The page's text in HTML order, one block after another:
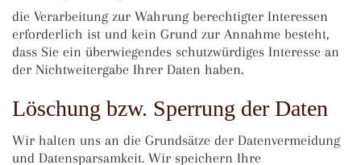
die Verarbeitung zur Wahrung berechtigter Interessen
erforderlich ist und kein Grund zur Annahme besteht,
dass Sie ein überwiegendes schutzwürdiges Interesse an
der Nichtweitergabe Ihrer Daten haben.
Löschung bzw. Sperrung der Daten
Wir halten uns an die Grundsätze der Datenvermeidung
und Datensparsamkeit. Wir speichern Ihre